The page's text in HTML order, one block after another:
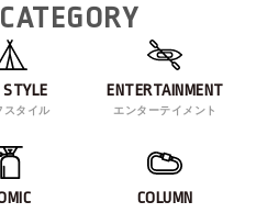
STYLE
スタイル
ENTERTAINMENT
エンターテイメント
COLUMN